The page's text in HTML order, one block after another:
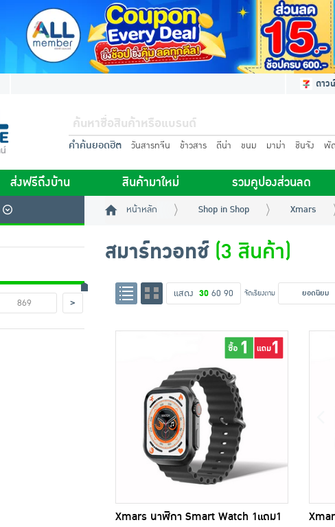
ดาว
คำค้นยอดฮิต วันสารทจีน ข้าวสาร ดีน่า ขนม มาม่า ชินจัง พั
ส่งฟรีถึงบ้าน สินค้ามาใหม่ รวมคูปองส่วนลด
หน้าหลัก Shop in Shop Xmars
>
สมาร์ทวอทช์(3 สินค้า)
แสดง 30 60 90 จัดเรียงตาม ยอดนิยม
Xmars นาฬิกา Smart Watch 1แถม1